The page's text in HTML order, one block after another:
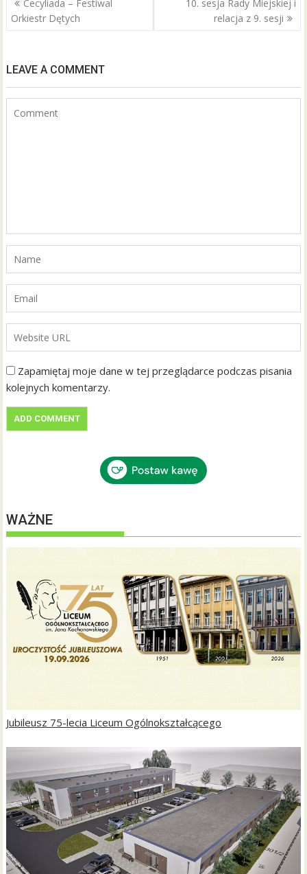
o
wpisu
Cecyliada – Festiwal
Orkiestr Dętych
10. sesja Rady Miejskiej i
relacja z 9. sesji
LEAVE A COMMENT
Zapamiętaj moje dane w tej przeglądarce podczas pisania
kolejnych komentarzy.
WAŻNE
Jubileusz 75-lecia Liceum Ogólnokształcącego